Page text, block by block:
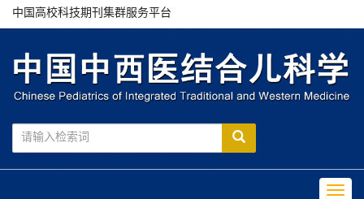
中国高校科技期刊集群服务平台